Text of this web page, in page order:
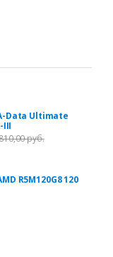
Data Ultimate
III
руб.
R5M120G8 120